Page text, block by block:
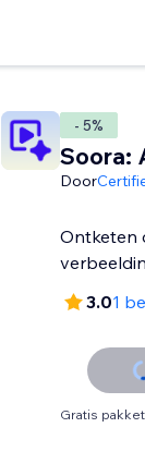
- 5%
Soora:
Door
Ontketen
3.01
Gratis